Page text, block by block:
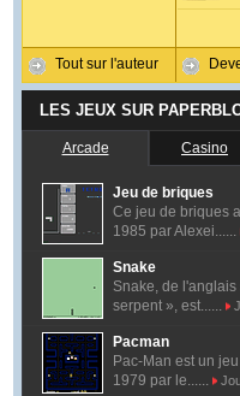
Tout sur l'auteur
LES JEUX SUR
Arcade Casino
Jeu de briques
Ce jeu de briques
1985 par Alexei......
Snake
Snake, de l'anglais
serpent », est......
Pacman
Pac-Man est un
1979 par le......